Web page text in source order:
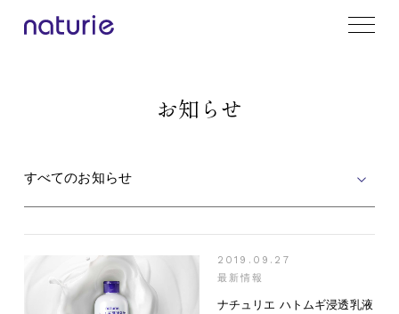
お知らせ
すべてのお知らせ
2019.09.27
最新情報
ナチュリエ ハトムギ浸透乳液